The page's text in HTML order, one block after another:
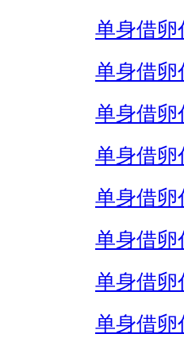
单身借卵
单身借卵
单身借卵
单身借卵
单身借卵
单身借卵
单身借卵
单身借卵